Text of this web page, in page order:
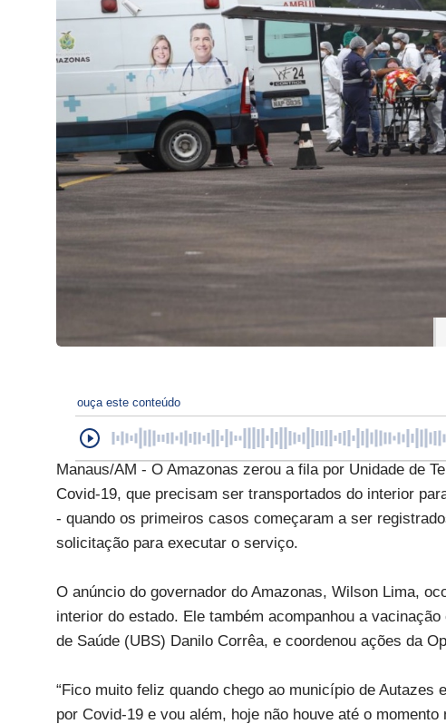
ouça este conteúdo
Manaus/AM - O Amazonas zerou a fila por Unidade de
Covid-19, que precisam ser transportados do interior
- quando os primeiros casos começaram a ser
solicitação para executar o serviço.
O anúncio do governador do Amazonas, Wilson Lima,
interior do estado. Ele também acompanhou a
de Saúde (UBS) Danilo Corrêa, e coordenou ações da
“Fico muito feliz quando chego ao município de
por Covid-19 e vou além, hoje não houve até o